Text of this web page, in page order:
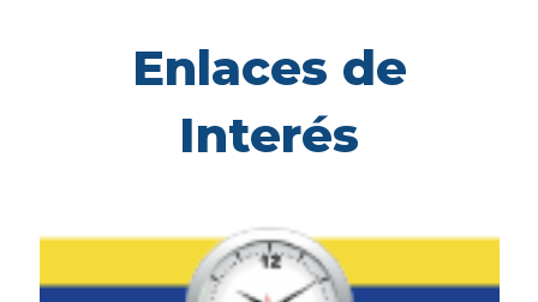
Enlaces de
Interés